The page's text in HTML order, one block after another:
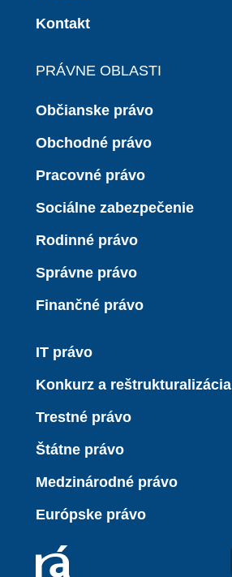
Kontakt
PRÁVNE OBLASTI
Občianske právo
Obchodné právo
Pracovné právo
Sociálne zabezpečenie
Rodinné právo
Správne právo
Finančné právo
IT právo
Konkurz a reštrukturalizácia
Trestné právo
Štátne právo
Medzinárodné právo
Európske právo